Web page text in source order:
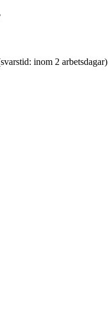
inom 2 arbetsdagar)